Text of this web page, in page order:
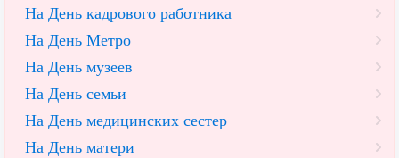
На День кадрового работника
На День Метро
На День музеев
На День семьи
На День медицинских сестер
На День матери